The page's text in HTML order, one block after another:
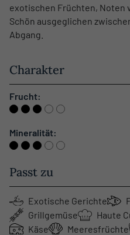
exotischen Früchten, Noten
Schön ausgeglichen
Abgang.
Charakter
Frucht:
Mineralität:
Passt zu
Exotische Gerichte
Grillgemüse
Haute
Käse
Meeresfrüchte